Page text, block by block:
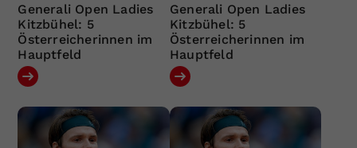
Generali Open Ladies
Kitzbühel: 5
Österreicherinnen im
Hauptfeld
Generali Open Ladies
Kitzbühel: 5
Österreicherinnen im
Hauptfeld